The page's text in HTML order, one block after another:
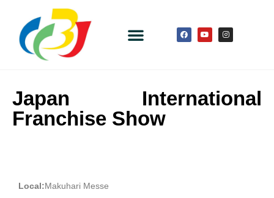
Japan International
Franchise Show
Local:Makuhari Messe